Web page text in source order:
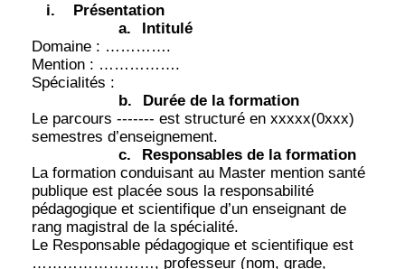
i.
Présentation
a.
Intitulé
Domaine : ………….
Mention : …………….
Spécialités :
b.
Durée de la formation
Le parcours ------- est structuré en xxxxx(0xxx)
semestres d’enseignement.
c.
Responsables de la formation
La formation conduisant au Master mention santé
publique est placée sous la responsabilité
pédagogique et scientifique d’un enseignant de
rang magistral de la spécialité.
Le Responsable pédagogique et scientifique est
……………………, professeur (nom, grade,